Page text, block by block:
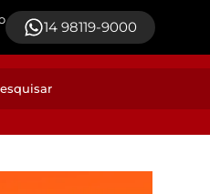
14 98119-9000